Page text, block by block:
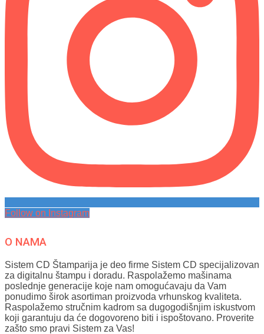
Follow on Instagram
O NAMA
Sistem CD Štamparija je deo firme Sistem CD specijalizovan
za digitalnu štampu i doradu. Raspolažemo mašinama
poslednje generacije koje nam omogućavaju da Vam
ponudimo širok asortiman proizvoda vrhunskog kvaliteta.
Raspolažemo stručnim kadrom sa dugogodišnjim iskustvom
koji garantuju da će dogovoreno biti i ispoštovano. Proverite
zašto smo pravi Sistem za Vas!